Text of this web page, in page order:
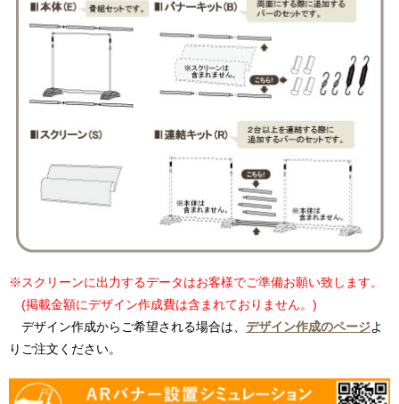
※スクリーンに出力するデータはお客様でご準備お願い致します。
(掲載金額にデザイン作成費は含まれておりません。)
デザイン作成からご希望される場合は、 デザイン作成のページよ
りご注文ください。